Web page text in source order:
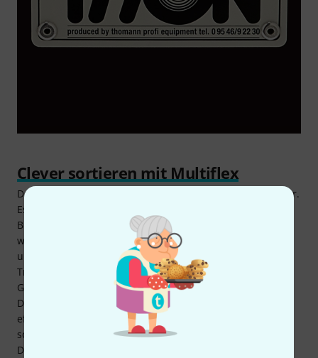
Clever sortieren mit Multiflex
Das Thon Dividing Wall Set 60H3 2/2 ist vielseitig einsetzbar.
Es eignet sich hervorragend, um verschiedenstes
Bühnenequipment wie Schäkel, Karabiner, C-Haken und
weiteres kleinteiliges Zubehör übersichtlich zu sortieren
und sicher zu fixieren. Dank der flexibel steckbaren
Trennwände lassen sich die Fächer an unterschiedliche
Größen und Formen der Ausrüstung anpassen. Das Thon
Dividing Wall Set 60H3 2/2 trägt auf diese Weise zu einer
effizienten Organisation bei, sodass benötigtes Material
sofort griffbereit ist. In Kombination mit einem optionalen
Deckel aus phenolharzbeschichtetem Multiplex oder